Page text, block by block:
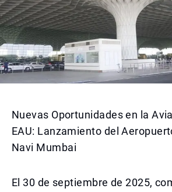
Nuevas Oportunidades en la
EAU: Lanzamiento del
Navi Mumbai
El 30 de septiembre de 2025,